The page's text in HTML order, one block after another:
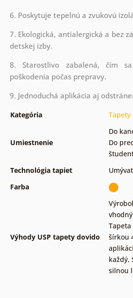
6. Poskytuje tepelnú a zvukovú
7. Ekologická, antialergická a bez
detskej izby.
8. Starostlivo zabalená, čím
poškodenia počas prepravy.
9. Jednoduchá aplikácia aj
Kategória Tapety
Umiestnenie
Do
Do
Technológia tapiet
Farba
Výhody USP tapety dovido
Tapeta
šírkou
každý,
silnou